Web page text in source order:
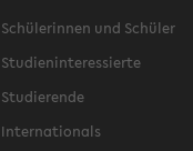
Schülerinnen und Schüler
Studieninteressierte
Studierende
Internationals